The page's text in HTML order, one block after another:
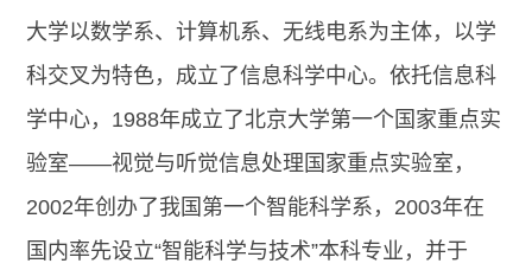
大学以数学系、计算机系、无线电系为主体，以学
科交叉为特色，成立了信息科学中心。依托信息科
学中心，1988年成立了北京大学第一个国家重点实
验室——视觉与听觉信息处理国家重点实验室，
2002年创办了我国第一个智能科学系，2003年在
国内率先设立“智能科学与技术”本科专业，并于